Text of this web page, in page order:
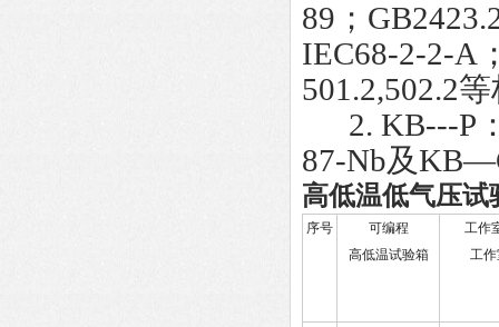
89；
IEC68-2-2-A
501.2,502.2
2. KB---P：
87-Nb及
高低温低气压
序号
可编程
高低温试验箱
工作
工